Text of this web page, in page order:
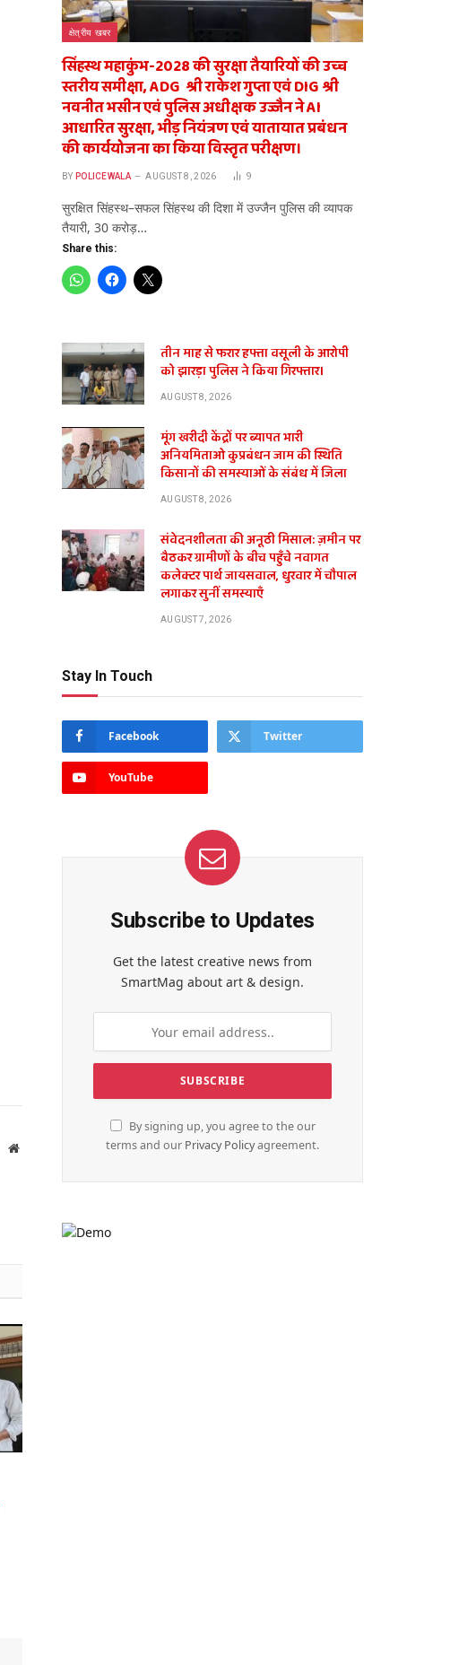
Website
क्षेत्रीय खबर
सिंहस्थ महाकुंभ-2028 की सुरक्षा तैयारियों की उच्च
स्तरीय समीक्षा, ADG श्री राकेश गुप्ता एवं DIG श्री
नवनीत भसीन एवं पुलिस अधीक्षक उज्जैन ने AI
आधारित सुरक्षा, भीड़ नियंत्रण एवं यातायात प्रबंधन
की कार्ययोजना का किया विस्तृत परीक्षण।
BY POLICEWALA AUGUST 8, 2026 9
सुरक्षित सिंहस्थ–सफल सिंहस्थ की दिशा में उज्जैन पुलिस की व्यापक
तैयारी, 30 करोड़…
Share this:
तीन माह से फरार हफ्ता वसूली के आरोपी
को झारड़ा पुलिस ने किया गिरफ्तार।
AUGUST 8, 2026
मूंग खरीदी केंद्रों पर ब्यापत भारी
अनियमिताओ कुप्रबंधन जाम की स्थिति
किसानों की समस्याओं के संबंध में जिला
AUGUST 8, 2026
संवेदनशीलता की अनूठी मिसाल: ज़मीन पर
बैठकर ग्रामीणों के बीच पहुँचे नवागत
कलेक्टर पार्थ जायसवाल, धुरवार में चौपाल
लगाकर सुनीं समस्याएँ
AUGUST 7, 2026
Stay In Touch
Facebook Twitter
YouTube
Subscribe to Updates
Get the latest creative news from
SmartMag about art & design.
By signing up, you agree to the our
terms and our Privacy Policyagreement.